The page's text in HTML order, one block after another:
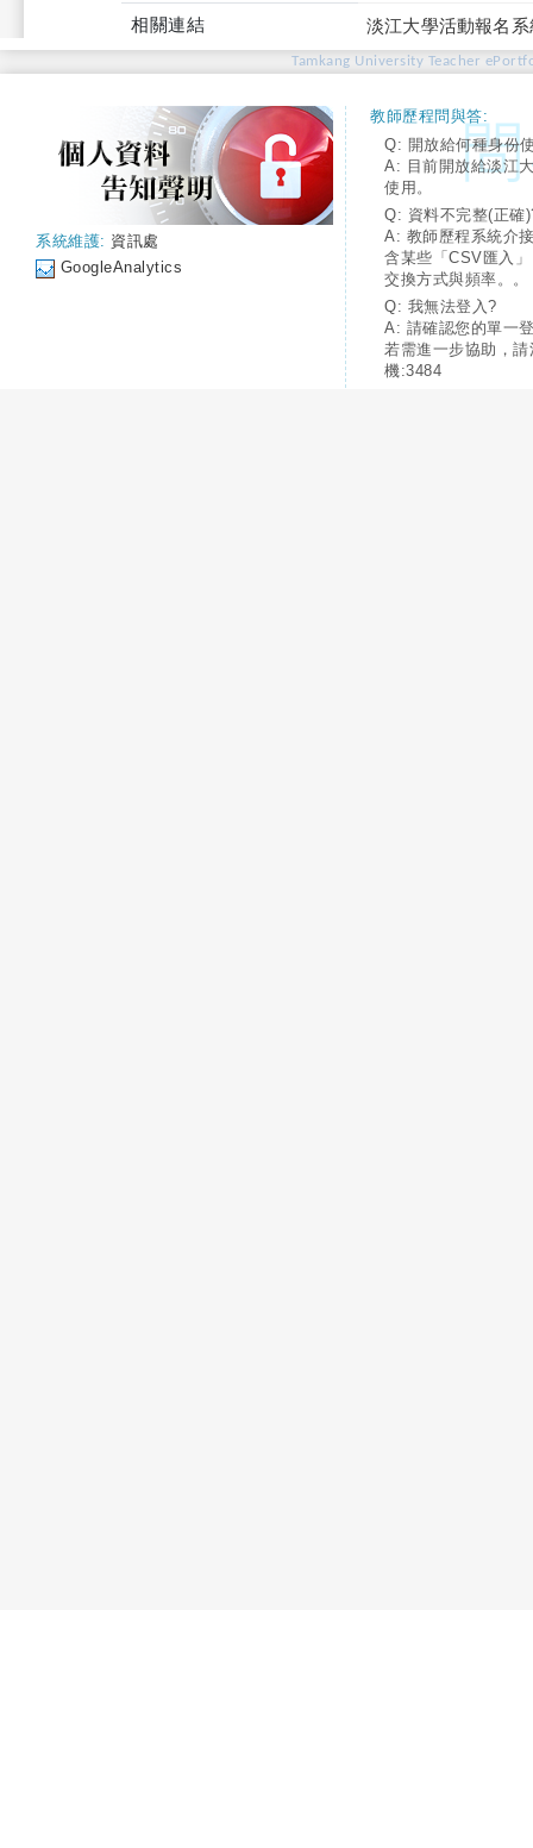
相關連結 淡江大學活動報名
Tamkang University Teacher
系統維護: 資訊處
GoogleAnalytics
教師歷程問與答:
Q: 開放給何種身份
A: 目前開放給淡江
使用。
Q: 資料不完整(正確
A: 教師歷程系統介
含某些「CSV匯入
交換方式與頻率。。
Q: 我無法登入?
A: 請確認您的單一
若需進一步協助，
機:3484